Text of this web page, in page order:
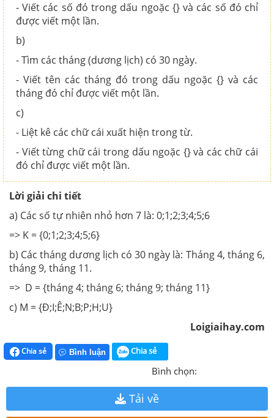
- Viết các số đó trong dấu ngoặc {} và các số đó chỉ
được viết một lần.
b)
- Tìm các tháng (dương lịch) có 30 ngày.
- Viết tên các tháng đó trong dấu ngoặc {} và các
tháng đó chỉ được viết một lần.
c)
- Liệt kê các chữ cái xuất hiện trong từ.
- Viết từng chữ cái trong dấu ngoặc {} và các chữ cái
đó chỉ được viết một lần.
Lời giải chi tiết
a) Các số tự nhiên nhỏ hơn 7 là: 0;1;2;3;4;5;6
=> K = {0;1;2;3;4;5;6}
b) Các tháng dương lịch có 30 ngày là: Tháng 4, tháng 6,
tháng 9, tháng 11.
=> D = {tháng 4; tháng 6; tháng 9; tháng 11}
c) M = {Đ;I;Ê;N;B;P;H;U}
Loigiaihay.com
Chia sẻ Bình luận Chia sẻ
Bình chọn:
Tải về